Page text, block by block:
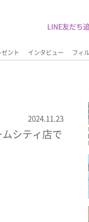
ント インタビュー フィ
LINE友だち
2024.11.23
シティ店で